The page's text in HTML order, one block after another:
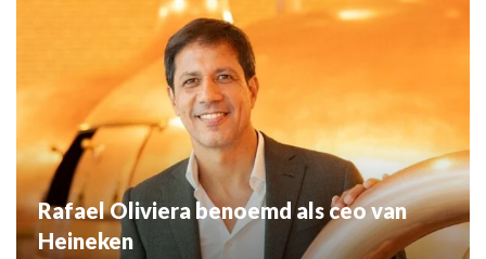
Rafael Oliviera benoemd als ceo van
Heineken